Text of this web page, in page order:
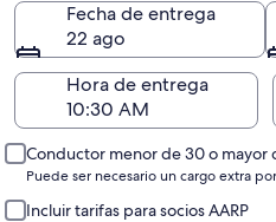
Fecha de entrega
22 ago
Hora de entrega
Conductor menor de 30 o mayor
Puede ser necesario un cargo extra
Incluir tarifas para socios AARP